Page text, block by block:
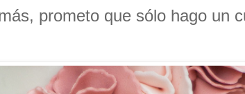
prometo que sólo hago un